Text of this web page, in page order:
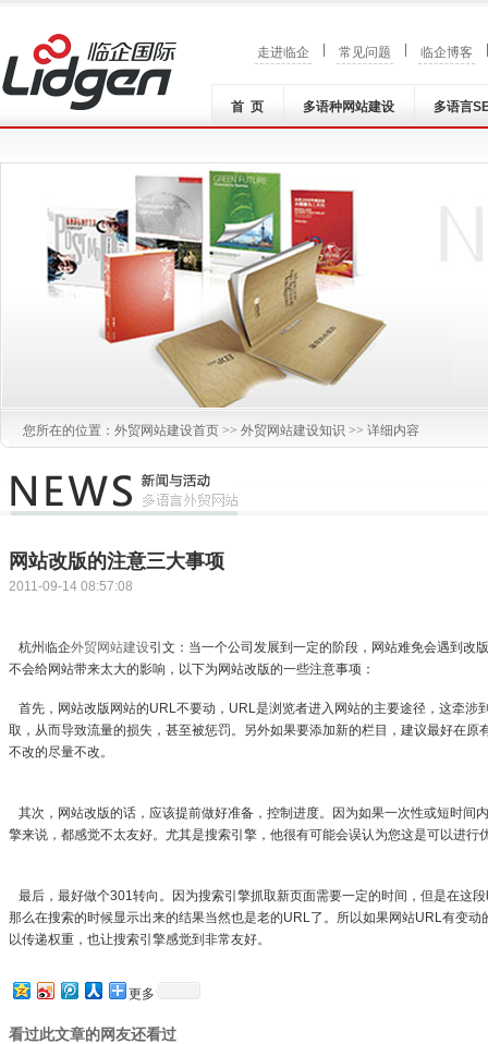
走进临企 常见问题 临企博客
首 页 多语种网站建设 多语言
您所在的位置： 外贸网站建设首页 >> 外贸网站建设知识 >> 详细内容
网站改版的注意三大事项
2011-09-14 08:57:08
杭州临企外贸网站建设引文：当一个公司发展到一定的阶段，网站难免会遇到改
不会给网站带来太大的影响，以下为网站改版的一些注意事项：
首先，网站改版网站的URL不要动，URL是浏览者进入网站的主要途径，这牵涉
取，从而导致流量的损失，甚至被惩罚。另外如果要添加新的栏目，建议最好在原
不改的尽量不改。
其次，网站改版的话，应该提前做好准备，控制进度。因为如果一次性或短时间
擎来说，都感觉不太友好。尤其是搜索引擎，他很有可能会误认为您这是可以进行
最后，最好做个301转向。因为搜索引擎抓取新页面需要一定的时间，但是在这
那么在搜索的时候显示出来的结果当然也是老的URL了。所以如果网站URL有变
以传递权重，也让搜索引擎感觉到非常友好。
更多
看过此文章的网友还看过